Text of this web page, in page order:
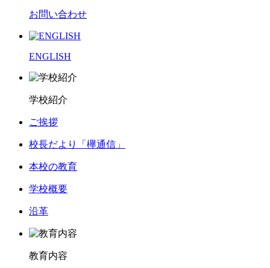
お問い合わせ
ENGLISH
学校紹介
ご挨拶
校長だより「欅通信」
本校の教育
学校概要
沿革
教育内容